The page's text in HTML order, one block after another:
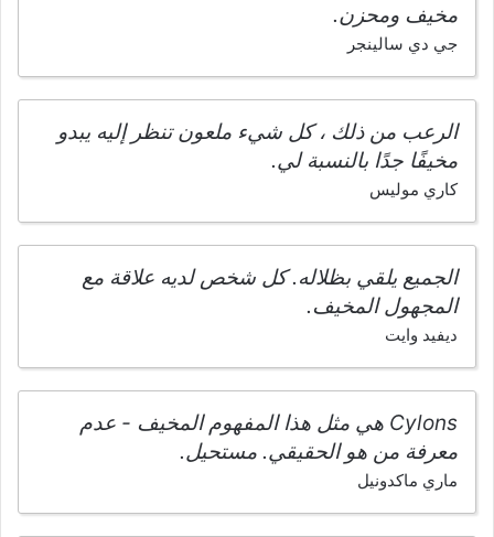
مخيف ومحزن.
جي دي سالينجر
الرعب من ذلك ، كل شيء ملعون تنظر إليه يبدو
مخيفًا جدًا بالنسبة لي.
كاري موليس
الجميع يلقي بظلاله. كل شخص لديه علاقة مع
المجهول المخيف.
ديفيد وايت
Cylons هي مثل هذا المفهوم المخيف - عدم
معرفة من هو الحقيقي. مستحيل.
ماري ماكدونيل